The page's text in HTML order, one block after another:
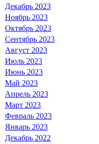
Декабрь 2023
Ноябрь 2023
Октябрь 2023
Сентябрь 2023
Август 2023
Июль 2023
Июнь 2023
Май 2023
Апрель 2023
Март 2023
Февраль 2023
Январь 2023
Декабрь 2022